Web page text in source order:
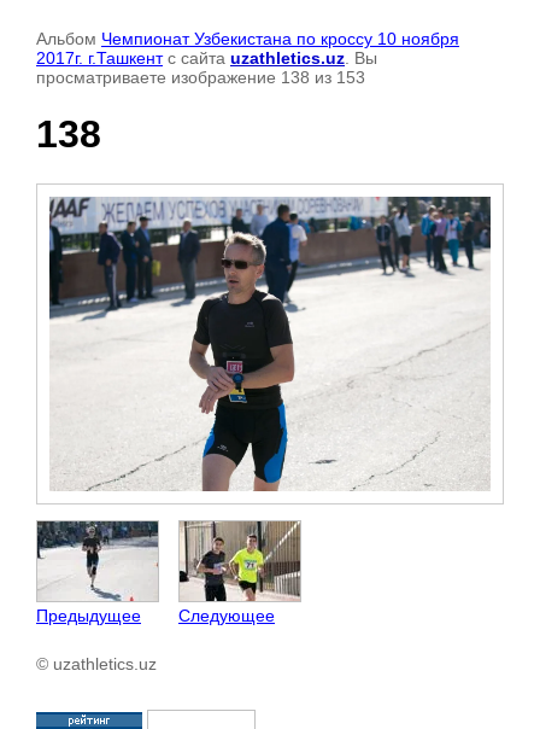
Альбом Чемпионат Узбекистана по кроссу 10 ноября
2017г. г.Ташкентс сайта uzathletics.uz . Вы
просматриваете изображение 138 из 153
138
Предыдущее Следующее
© uzathletics.uz